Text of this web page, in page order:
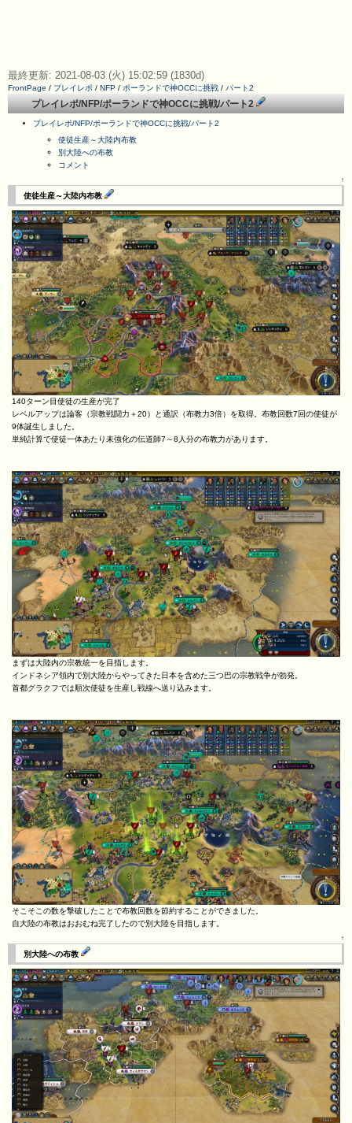
最終更新: 2021-08-03 (火) 15:02:59 (1830d)
FrontPage / プレイレポ / NFP / ポーランドで神OCCに挑戦 / パート2
プレイレポ/NFP/ポーランドで神OCCに挑戦/パート2
プレイレポ/NFP/ポーランドで神OCCに挑戦/パート2
使徒生産～大陸内布教
別大陸への布教
コメント
↑
使徒生産～大陸内布教
140ターン目使徒の生産が完了
レベルアップは論客（宗教戦闘力＋20）と通訳（布教力3倍）を取得。布教回数7回の使徒が
9体誕生しました。
単純計算で使徒一体あたり未強化の伝道師7～8人分の布教力があります。
まずは大陸内の宗教統一を目指します。
インドネシア領内で別大陸からやってきた日本を含めた三つ巴の宗教戦争が勃発。
首都グラクフでは順次使徒を生産し戦線へ送り込みます。
そこそこの数を撃破したことで布教回数を節約することができました。
自大陸の布教はおおむね完了したので別大陸を目指します。
↑
別大陸への布教